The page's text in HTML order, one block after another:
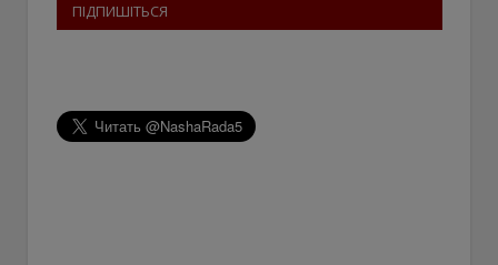
ПІДПИШІТЬСЯ